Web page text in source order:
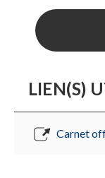
LIEN(S)
Carnet